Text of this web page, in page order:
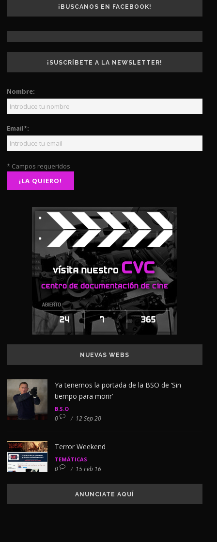
¡BUSCANOS EN FACEBOOK!
¡SUSCRÍBETE A LA NEWSLETTER!
Nombre:
Email*:
* Campos requeridos
NUEVAS WEBS
Ya tenemos la portada de la BSO de ‘Sin
tiempo para morir’
B.S.O
0 / 12 Sep 20
Terror Weekend
TEMÁTICAS
0 / 15 Feb 16
ANUNCIATE AQUÍ